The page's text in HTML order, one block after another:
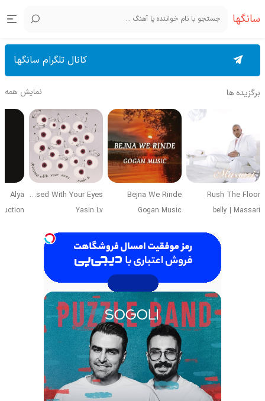
سانگها
کانال تلگرام سانگها
برگزیده ها نمایش همه
Rush The Floor
belly | Massari
Bejna We Rinde
Gogan Music
Obsessed With Your Eyes
Yasin Lv
Alya